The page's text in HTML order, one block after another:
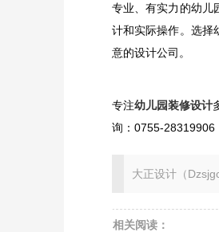
专业、有实力的幼儿
计和实际操作。选择
意的设计公司。
专注幼儿园装修设计
询：0755-28319906
大正设计（
相关阅读：